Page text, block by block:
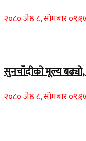
२०८० जेष्ठ ८, सोमबार
सुनचाँदीको मूल्य
२०८० जेष्ठ ८, सोमबार